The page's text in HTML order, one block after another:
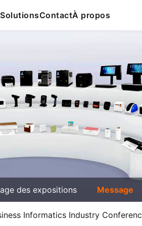
SolutionsContactÀ propos
des expositions Message
Informatics Industry